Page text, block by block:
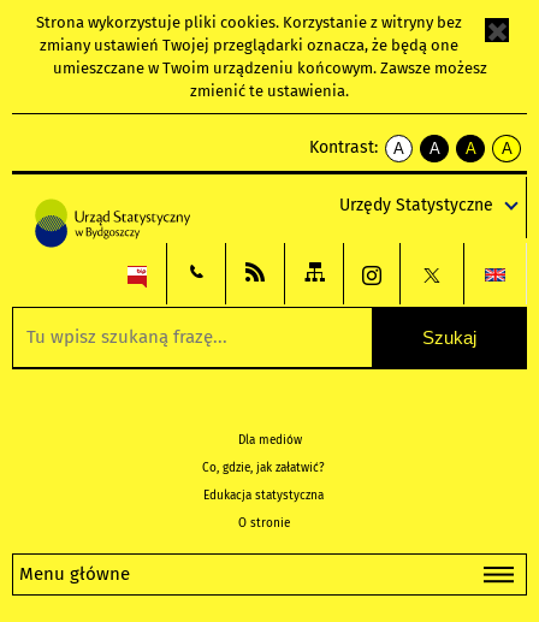
Strona wykorzystuje pliki cookies. Korzystanie z witryny bez
zmiany ustawień Twojej przeglądarki oznacza, że będą one
umieszczane w Twoim urządzeniu końcowym. Zawsze możesz
zmienić te ustawienia.
Kontrast:
A
kontrast
A
kontrast
tekst
czarnym
A
kontrast
tekst
czarnym
A
tekst
żółtym
Urzędy Statystyczne
Dla mediów
Co, gdzie, jak załatwić?
Edukacja statystyczna
O stronie
Menu główne